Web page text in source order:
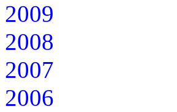
2009
2008
2007
2006